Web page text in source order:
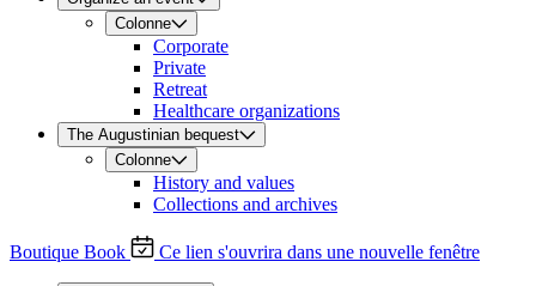
Colonne
Corporate
Private
Retreat
Healthcare organizations
The Augustinian bequest
Colonne
History and values
Collections and archives
Boutique Book Ce lien s'ouvrira dans une nouvelle fenêtre